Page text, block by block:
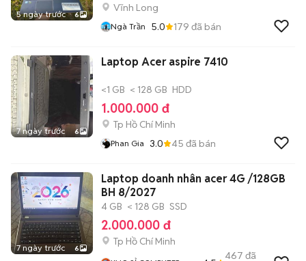
5 ngày trước 6
Vĩnh Long
Ngà Trần 5.0 179 đã bán
7 ngày trước 6
Laptop Acer aspire 7410
<1 GB < 128 GB HDD
1.000.000 đ
Tp Hồ Chí Minh
Phan Gia 3.0 45 đã bán
7 ngày trước 6
Laptop doanh nhân acer 4G /128GB
BH 8/2027
4 GB < 128 GB SSD
2.000.000 đ
Tp Hồ Chí Minh
467 đã